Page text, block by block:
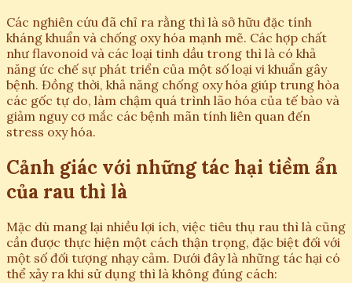
Các nghiên cứu đã chỉ ra rằng thì là sở hữu đặc tính
kháng khuẩn và chống oxy hóa mạnh mẽ. Các hợp chất
như flavonoid và các loại tinh dầu trong thì là có khả
năng ức chế sự phát triển của một số loại vi khuẩn gây
bệnh. Đồng thời, khả năng chống oxy hóa giúp trung hòa
các gốc tự do, làm chậm quá trình lão hóa của tế bào và
giảm nguy cơ mắc các bệnh mãn tính liên quan đến
stress oxy hóa.
Cảnh giác với những tác hại tiềm ẩn
của rau thì là
Mặc dù mang lại nhiều lợi ích, việc tiêu thụ rau thì là cũng
cần được thực hiện một cách thận trọng, đặc biệt đối với
một số đối tượng nhạy cảm. Dưới đây là những tác hại có
thể xảy ra khi sử dụng thì là không đúng cách: